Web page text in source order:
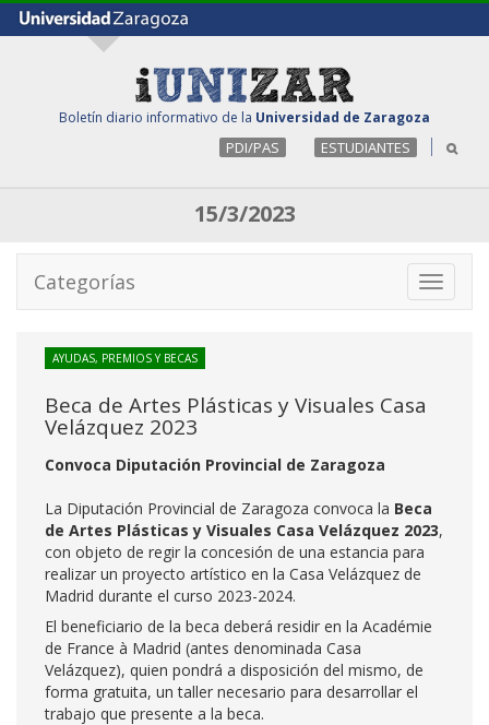
Boletín diario informativo de la Universidad de Zaragoza
PDI/PAS ESTUDIANTES
15/3/2023
Toggle
Categorías
AYUDAS, PREMIOS Y BECAS
Beca de Artes Plásticas y Visuales Casa
Velázquez 2023
Convoca Diputación Provincial de Zaragoza
La Diputación Provincial de Zaragoza convoca la Beca
de Artes Plásticas y Visuales Casa Velázquez 2023,
con objeto de regir la concesión de una estancia para
realizar un proyecto artístico en la Casa Velázquez de
Madrid durante el curso 2023-2024.
El beneficiario de la beca deberá residir en la Académie
de France à Madrid (antes denominada Casa
Velázquez), quien pondrá a disposición del mismo, de
forma gratuita, un taller necesario para desarrollar el
trabajo que presente a la beca.